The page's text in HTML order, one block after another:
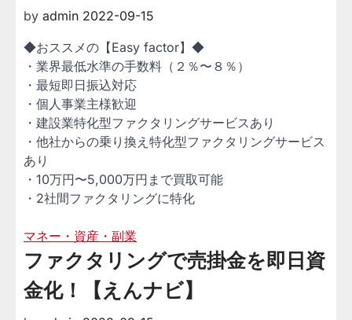
by admin 2022-09-15
◆おススメの【Easy factor】◆
・業界最低水準の手数料（２％〜８％）
・最短即日振込対応
・個人事業主様歓迎
・建設業特化型ファクタリングサービスあり
・他社からの乗り換え特化型ファクタリングサービス
あり
・10万円〜5,000万円まで買取可能
・2社間ファクタリングに特化
マネー・資産・副業
ファクタリングで売掛金を即日資
金化！【えんナビ】